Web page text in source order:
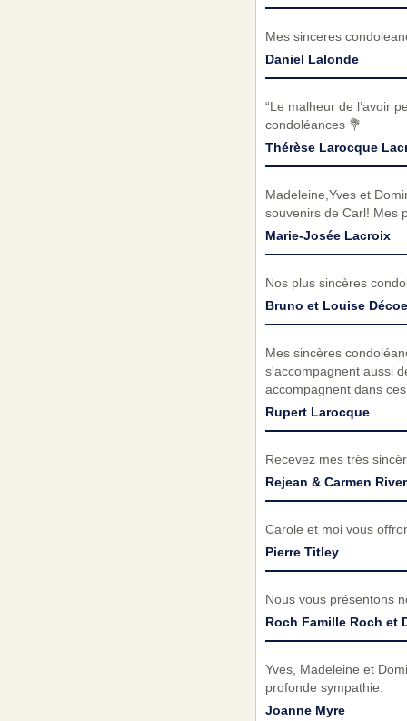
Mes sinceres
Daniel Lalonde
“Le malheur de l’avoir
condoléances 💐
Thérèse Larocque
Madeleine,Yves et
souvenirs de Carl! Mes
Marie-Josée Lacroix
Nos plus sincères
Bruno et Louise
Mes sincères
s'accompagnent aussi
accompagnent dans
Rupert Larocque
Recevez mes très
Rejean & Carmen
Carole et moi vous
Pierre Titley
Nous vous présentons
Roch Famille Roch et
Yves, Madeleine et
profonde sympathie.
Joanne Myre